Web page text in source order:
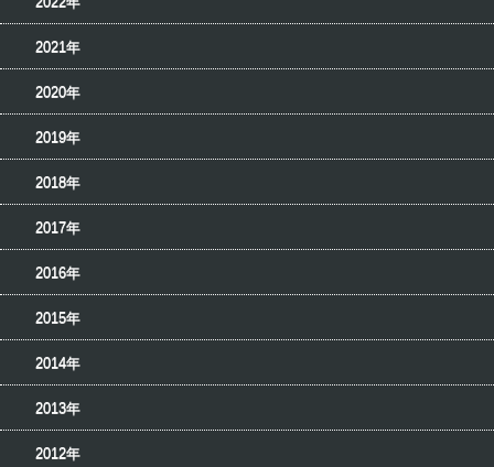
2021年
2020年
2019年
2018年
2017年
2016年
2015年
2014年
2013年
2012年